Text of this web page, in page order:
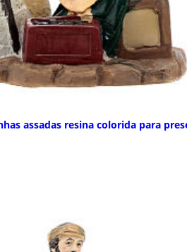
assadas resina colorida para